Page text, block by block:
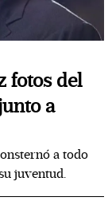
fotos del
a
a todo
juventud.